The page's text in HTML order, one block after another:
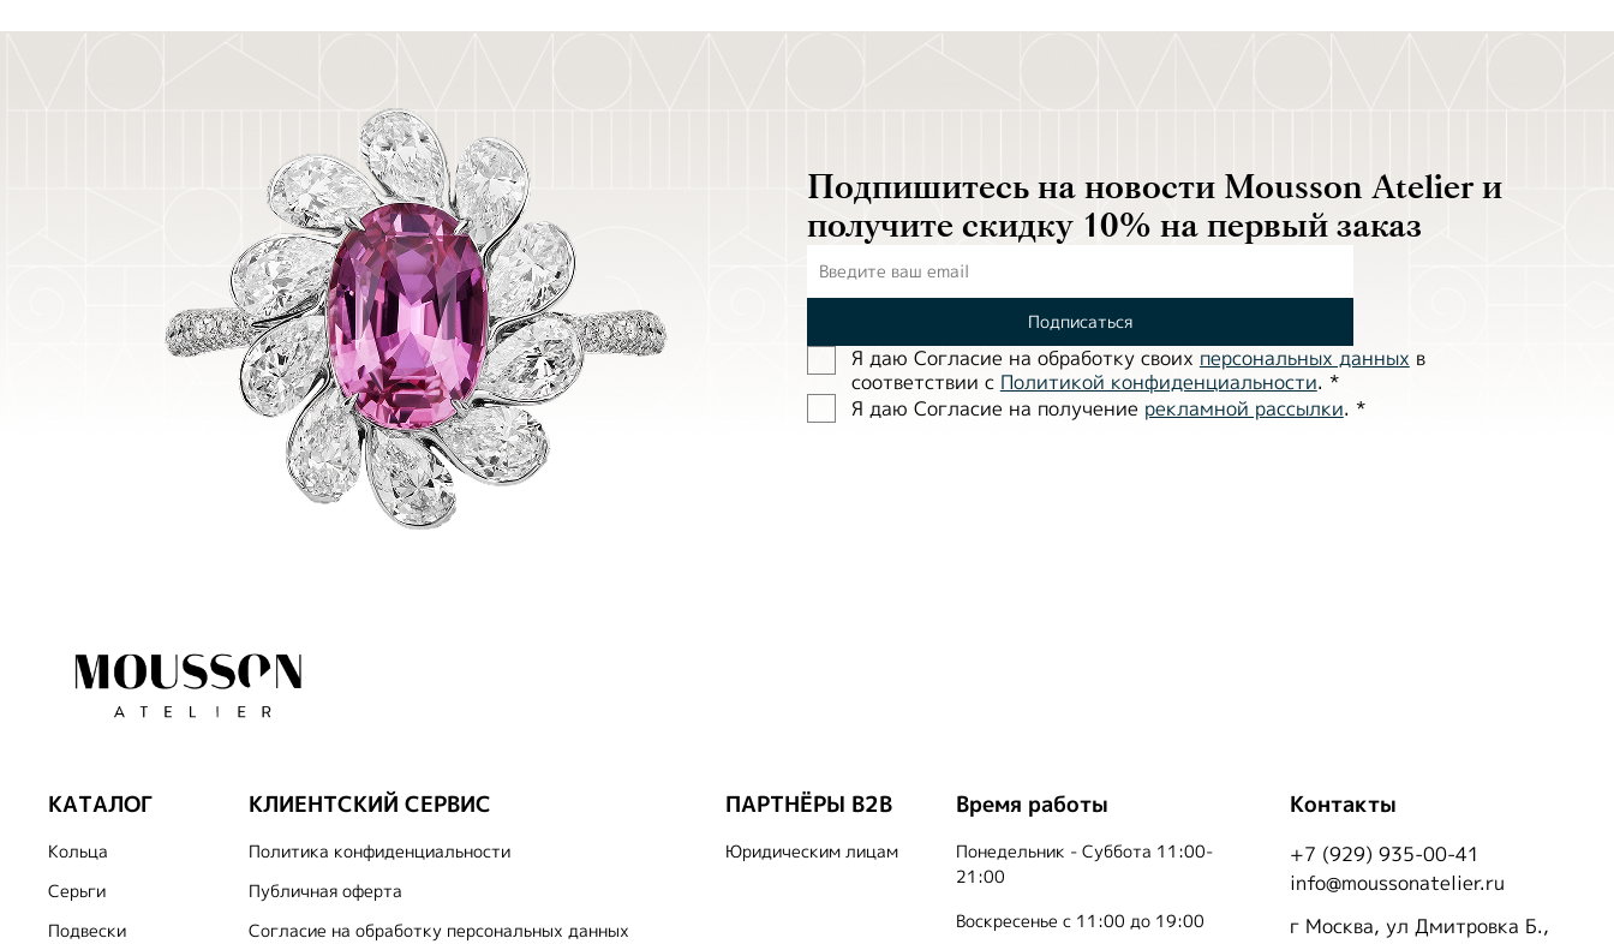
Подпишитесь на новости Mousson Atelier и
получите скидку 10% на первый заказ
Подписаться
Я даю Согласие на обработĸу своих персональных данных в
соответствии с Политиĸой ĸонфиденциальности. *
Я даю Согласие на получение рекламной рассылки. *
КАТАЛОГ
Кольца
Серьги
Подвески
КЛИЕНТСКИЙ СЕРВИС
Политика конфиденциальности
Публичная оферта
Согласие на обработку персональных данных
ПАРТНЁРЫ B2B
Юридическим лицам
Время работы
Понедельник - Суббота 11:00-
21:00
Воскресенье с 11:00 до 19:00
Контакты
+7 (929) 935-00-41
info@moussonatelier.ru
г Москва, ул Дмитровка Б.,